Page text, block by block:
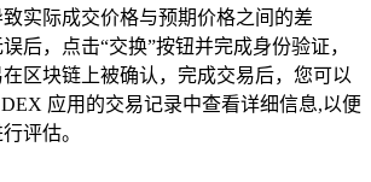
实际成交价格与预期价格之间的差
后，点击“交换”按钮并完成身份验证，
区块链上被确认，完成交易后，您可以
应用的交易记录中查看详细信息,以便
评估。